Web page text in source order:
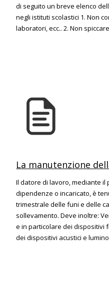
di seguito un breve elenco
negli istituti scolastici 1. Non
laboratori, ecc.. 2. Non
La manutenzione
Il datore di lavoro, mediante
dipendenze o incaricato, è
trimestrale delle funi e delle
sollevamento. Deve inoltre:
e in particolare dei dispositivi
dei dispositivi acustici e